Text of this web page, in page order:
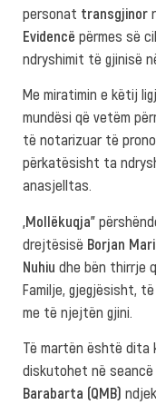
personat transgjinor
Evidencë përmes së
ndryshimit të gjinisë
Me miratimin e këtij
mundësi që vetëm
të notarizuar të
përkatësisht ta
anasjelltas.
„Моllëkuqja”
drejtësisë Borjan
Nuhiu dhe bën thirrje
Familje, gjegjësisht,
me të njejtën gjini.
Të martën është dita
diskutohet në seancë
Barabarta (QMB)